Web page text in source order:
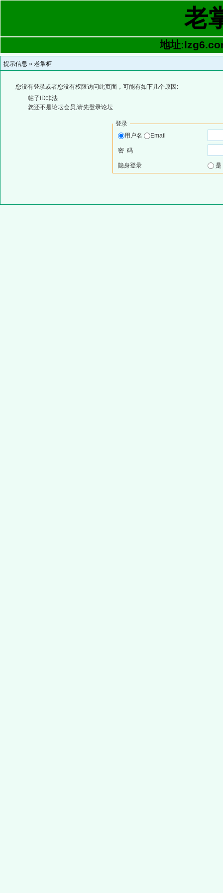
老
地址
提示信息 » 老掌柜
您没有登录或者您没有权限访问此页面，可能有如下几个原因:
帖子ID非法
您还不是论坛会员,请先登录论坛
登录
用户名
Email
密 码
隐身登录